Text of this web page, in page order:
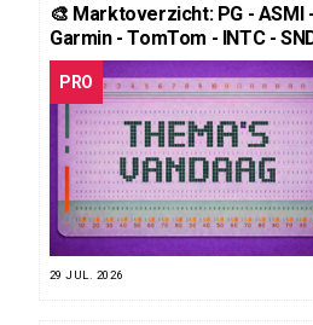
🎨 Marktoverzicht: PG - ASMI
Garmin - TomTom - INTC -
PRO
29 JUL. 2026